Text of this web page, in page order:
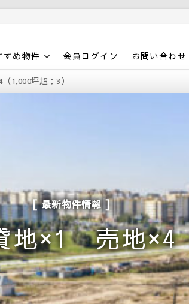
すめ物件 会員ログイン お問い合わせ
坪超：3）
最新物件情報
×1 売地×4